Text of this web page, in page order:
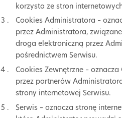
korzysta ze stron
Cookies Administratora –
przez Administratora,
droga elektroniczną przez
pośrednictwem Serwisu.
Cookies Zewnętrzne –
przez partnerów
strony internetowej Serwisu.
Serwis – oznacza stronę